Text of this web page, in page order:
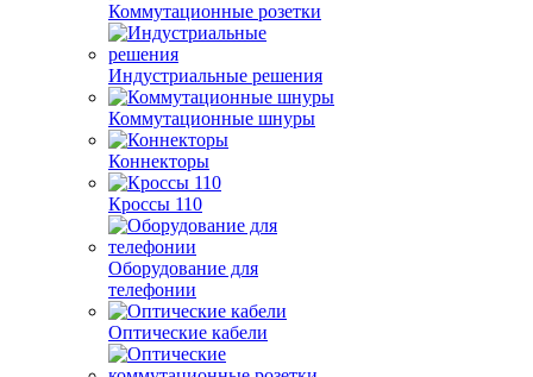
Коммутационные розетки
Индустриальные решения
Коммутационные шнуры
Коннекторы
Кроссы 110
Оборудование для
телефонии
Оптические кабели